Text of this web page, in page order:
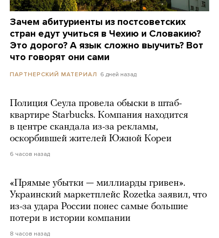
Зачем абитуриенты из постсоветских
стран едут учиться в Чехию и Словакию?
Это дорого? А язык сложно выучить? Вот
что говорят они сами
ПАРТНЕРСКИЙ МАТЕРИАЛ 6 дней назад
Полиция Сеула провела обыски в штаб-
квартире Starbucks. Компания находится
в центре скандала из-за рекламы,
оскорбившей жителей Южной Кореи
6 часов назад
«Прямые убытки — миллиарды гривен».
Украинский маркетплейс Rozetka заявил, что
из-за удара России понес самые большие
потери в истории компании
8 часов назад